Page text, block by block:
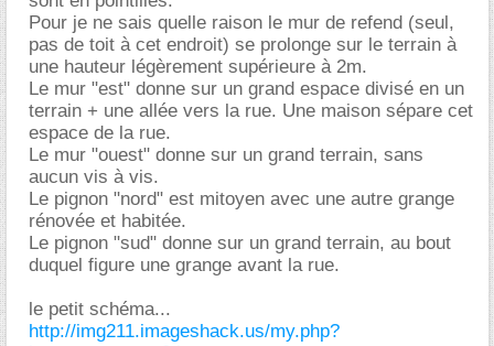
Pour je ne sais quelle raison le mur de refend (seul,
pas de toit à cet endroit) se prolonge sur le terrain à
une hauteur légèrement supérieure à 2m.
Le mur "est" donne sur un grand espace divisé en un
terrain + une allée vers la rue. Une maison sépare cet
espace de la rue.
Le mur "ouest" donne sur un grand terrain, sans
aucun vis à vis.
Le pignon "nord" est mitoyen avec une autre grange
rénovée et habitée.
Le pignon "sud" donne sur un grand terrain, au bout
duquel figure une grange avant la rue.
le petit schéma...
http://img211.imageshack.us/my.php?